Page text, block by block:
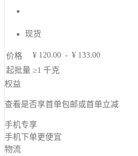
现货
价格 ¥ 120.00 - ¥ 133.00
起批量 ≥1 千克
权益
查看是否享首单包邮或首单立减
手机专享
手机下单更便宜
物流